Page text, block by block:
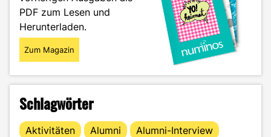
PDF zum Lesen und
Herunterladen.
Zum Magazin
Schlagwörter
Aktivitäten Alumni
Alumni-Interview